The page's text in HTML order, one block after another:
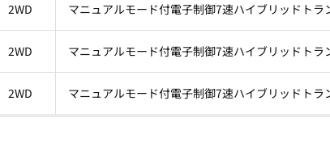
2WD マニュアルモード付電子制御7速ハイブリッドトラ
2WD マニュアルモード付電子制御7速ハイブリッドトラ
2WD マニュアルモード付電子制御7速ハイブリッドトラ